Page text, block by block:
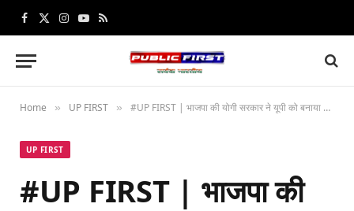
Facebook
X
Instagram
YouTube
RSS
Home » UP FIRST » #UP FIRST | भाजपा की योगी सरकार ने यूपी को बनाया निवेश हब ।
UP FIRST
#UP FIRST | भाजपा की